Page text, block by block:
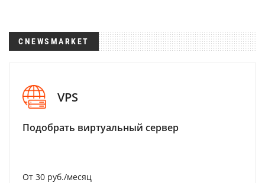
CNEWSMARKET
VPS
Подобрать виртуальный сервер
От 30 руб./месяц